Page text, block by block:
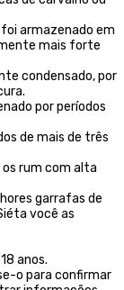
armazenado em
mais forte
condensado, por
por períodos
de mais de três
os rum com alta
garrafas de
você as
anos.
o para confirmar